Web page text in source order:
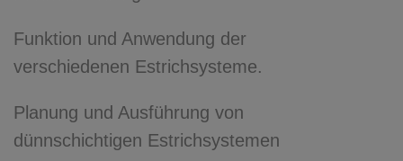
Funktion und Anwendung der
verschiedenen Estrichsysteme.
Planung und Ausführung von
dünnschichtigen Estrichsystemen